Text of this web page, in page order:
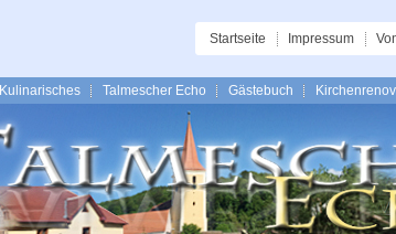
Impressum
Startseite
Kulinarisches Talmescher Echo Gästebuch